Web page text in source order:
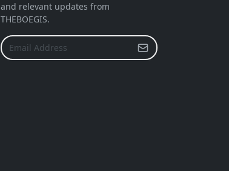
and relevant updates from
THEBOEGIS.